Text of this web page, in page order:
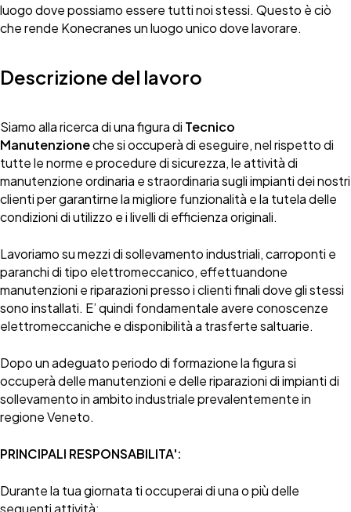
luogo dove possiamo essere tutti noi stessi. Questo è ciò
che rende Konecranes un luogo unico dove lavorare.
Descrizione del lavoro
Siamo alla ricerca di una figura di Tecnico
Manutenzioneche si occuperà di eseguire, nel rispetto di
tutte le norme e procedure di sicurezza, le attività di
manutenzione ordinaria e straordinaria sugli impianti dei nostri
clienti per garantirne la migliore funzionalità e la tutela delle
condizioni di utilizzo e i livelli di efficienza originali.
Lavoriamo su mezzi di sollevamento industriali, carroponti e
paranchi di tipo elettromeccanico, effettuandone
manutenzioni e riparazioni presso i clienti finali dove gli stessi
sono installati. E’ quindi fondamentale avere conoscenze
elettromeccaniche e disponibilità a trasferte saltuarie.
Dopo un adeguato periodo di formazione la figura si
occuperà delle manutenzioni e delle riparazioni di impianti di
sollevamento in ambito industriale prevalentemente in
regione Veneto.
PRINCIPALI RESPONSABILITA':
Durante la tua giornata ti occuperai di una o più delle
seguenti attività: